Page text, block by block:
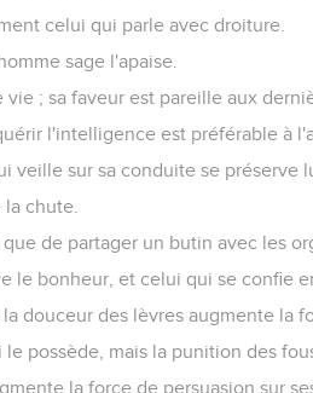
celui qui parle avec droiture.
sage l'apaise.
; sa faveur est pareille aux
l'intelligence est préférable à
veille sur sa conduite se préserve
chute.
de partager un butin avec les
le bonheur, et celui qui se confie
douceur des lèvres augmente la
possède, mais la punition des
la force de persuasion sur